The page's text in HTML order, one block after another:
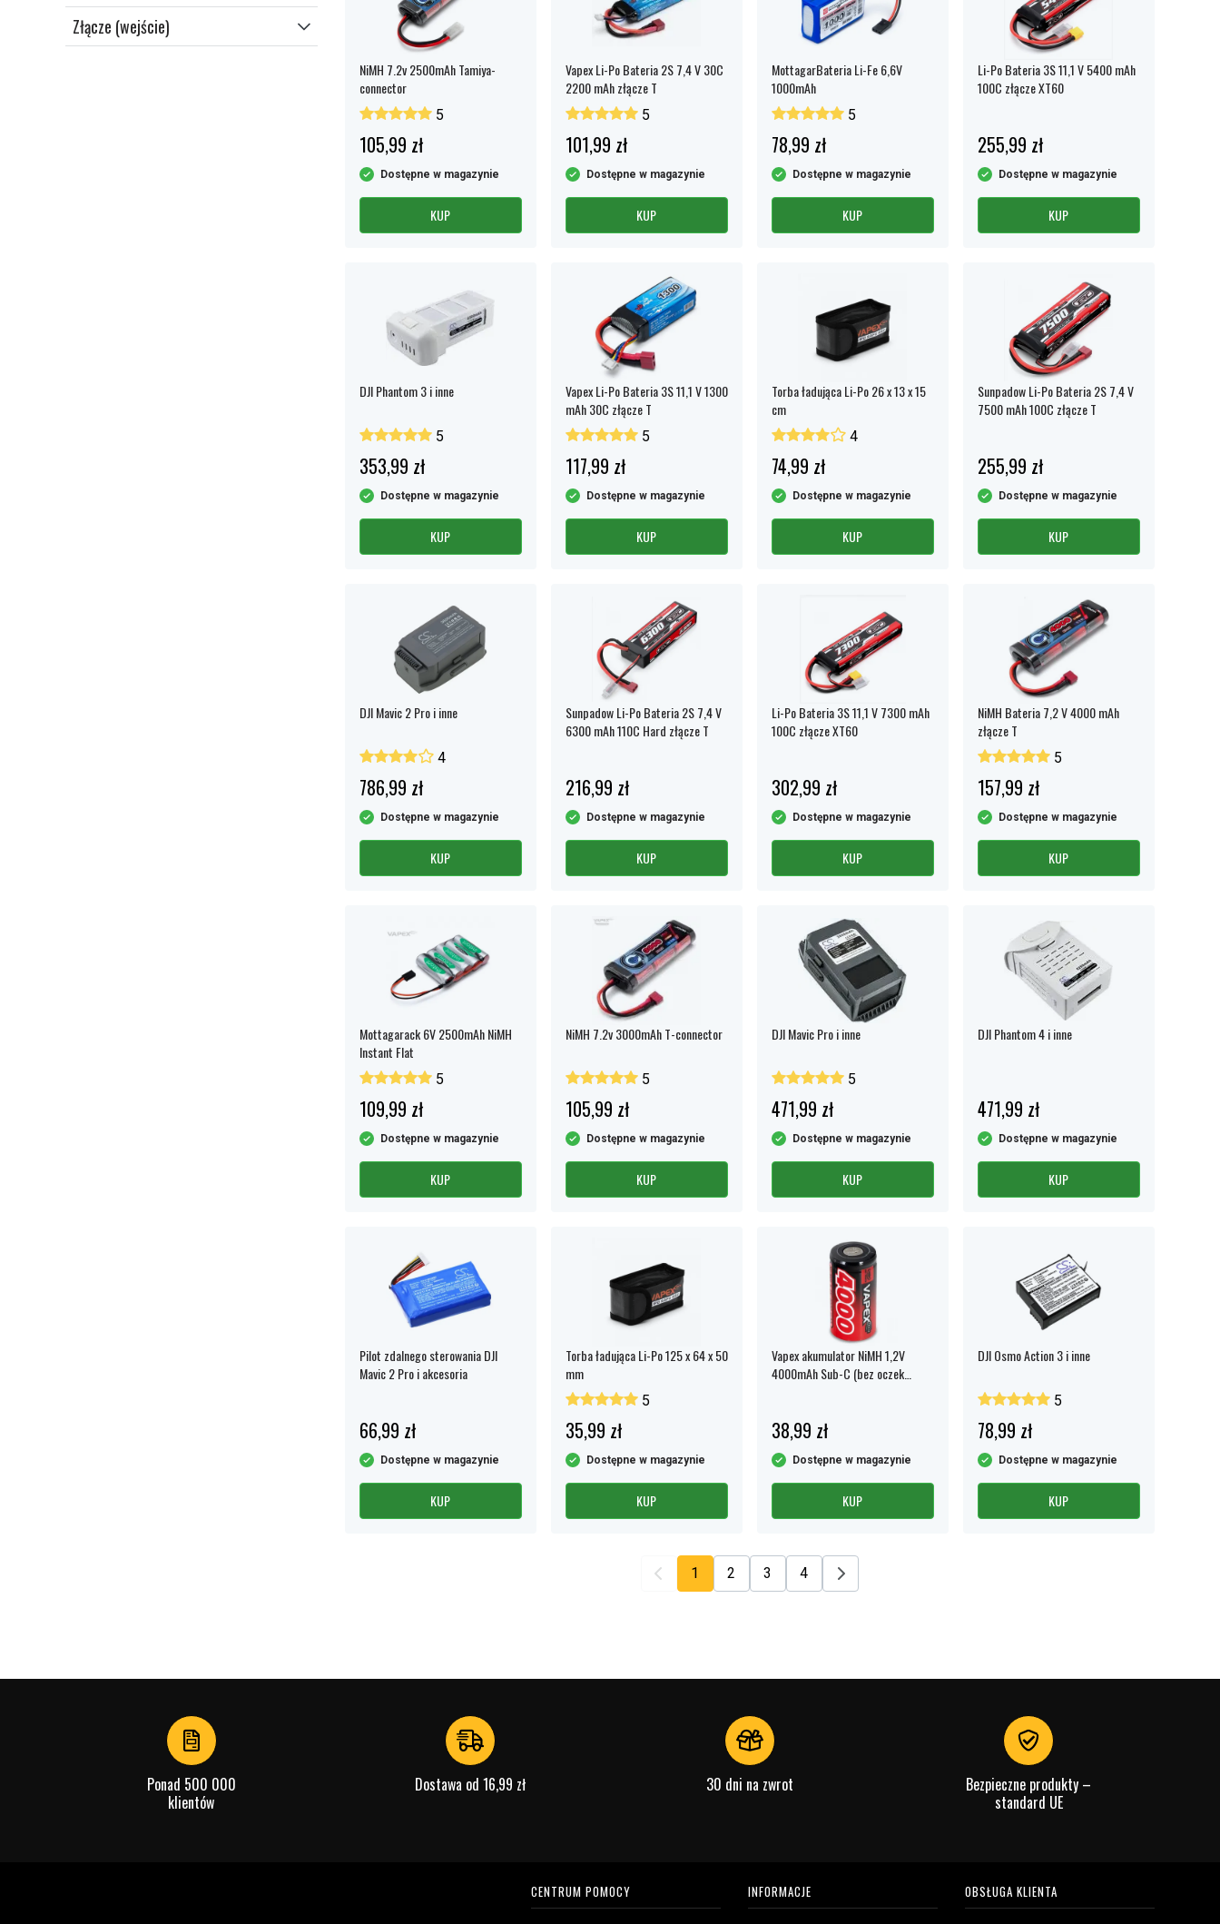
Złącze (wejście)
NiMH 7.2v 2500mAh Tamiya-
connector
5
105,99 zł
Dostępne w magazynie
KUP
Vapex Li-Po Bateria 2S 7,4 V 30C
2200 mAh złącze T
5
101,99 zł
Dostępne w magazynie
KUP
MottagarBateria Li-Fe 6,6V
1000mAh
5
78,99 zł
Dostępne w magazynie
KUP
Li-Po Bateria 3S 11,1 V 5400 mAh
100C złącze XT60
255,99 zł
Dostępne w magazynie
KUP
DJI Phantom 3 i inne
5
353,99 zł
Dostępne w magazynie
KUP
Vapex Li-Po Bateria 3S 11,1 V 1300
mAh 30C złącze T
5
117,99 zł
Dostępne w magazynie
KUP
Torba ładująca Li-Po 26 x 13 x 15
cm
4
74,99 zł
Dostępne w magazynie
KUP
Sunpadow Li-Po Bateria 2S 7,4 V
7500 mAh 100C złącze T
255,99 zł
Dostępne w magazynie
KUP
DJI Mavic 2 Pro i inne
4
786,99 zł
Dostępne w magazynie
KUP
Sunpadow Li-Po Bateria 2S 7,4 V
6300 mAh 110C Hard złącze T
216,99 zł
Dostępne w magazynie
KUP
Li-Po Bateria 3S 11,1 V 7300 mAh
100C złącze XT60
302,99 zł
Dostępne w magazynie
KUP
NiMH Bateria 7,2 V 4000 mAh
złącze T
5
157,99 zł
Dostępne w magazynie
KUP
Mottagarack 6V 2500mAh NiMH
Instant Flat
5
109,99 zł
Dostępne w magazynie
KUP
NiMH 7.2v 3000mAh T-connector
5
105,99 zł
Dostępne w magazynie
KUP
DJI Mavic Pro i inne
5
471,99 zł
Dostępne w magazynie
KUP
DJI Phantom 4 i inne
471,99 zł
Dostępne w magazynie
KUP
Pilot zdalnego sterowania DJI
Mavic 2 Pro i akcesoria
66,99 zł
Dostępne w magazynie
KUP
Torba ładująca Li-Po 125 x 64 x 50
mm
5
35,99 zł
Dostępne w magazynie
KUP
Vapex akumulator NiMH 1,2V
4000mAh Sub-C (bez oczek
38,99 zł
Dostępne w magazynie
KUP
DJI Osmo Action 3 i inne
5
78,99 zł
Dostępne w magazynie
KUP
1 2 3 4
Ponad 500 000
klientów
Dostawa od 16,99 zł 30 dni na zwrot
Bezpieczne produkty –
standard UE
CENTRUM POMOCY INFORMACJE OBSŁUGA KLIENTA